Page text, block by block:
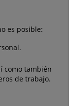
es posible:
como también
de trabajo.